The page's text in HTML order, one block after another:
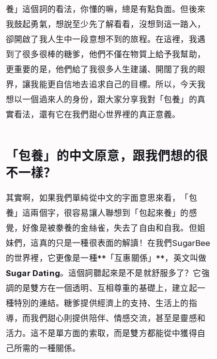
養」這個詞的看法，你懂的嘛，總是有點負面。但後來
我鼓起勇氣，想說至少先了解看看，沒想到這一踏入，
卻開啟了我人生中一段意想不到的旅程。在這裡，我遇
到了很多很棒的糖爹，他們不僅在物質上給予我幫助，
更重要的是，他們給了我很多人生建議、開闊了我的眼
界，讓我能更自信地去追求自己的目標。所以，今天我
想以一個過來人的身份，跟大家分享我對「包養」的真
實看法，還有它在我們甜心世界裡的真正意義。
「包養」的中文原意，跟我們想的很
不一樣？
其實啊，如果我們單純從中文的字面意思來看，「包
養」這兩個字，很容易讓人聯想到「包起來養」的感
覺，好像是被豢養的金絲雀，失去了自由和自我。但姐
妹們，這真的只是一種很表面的解讀！在我們SugarBee
的世界裡，它更像是一種**「互惠關係」**，英文叫做
Sugar Dating。這個詞聽起來是不是就舒服多了？它強
調的是雙方在一個透明、互相尊重的基礎上，建立起一
種特別的連結。糖爹提供經濟上的支持、生活上的指
導，而我們甜心則提供陪伴、情感交流，甚至是靈感和
活力。這不是單方面的索取，而是雙方都能從中獲得自
己所需的一種關係。